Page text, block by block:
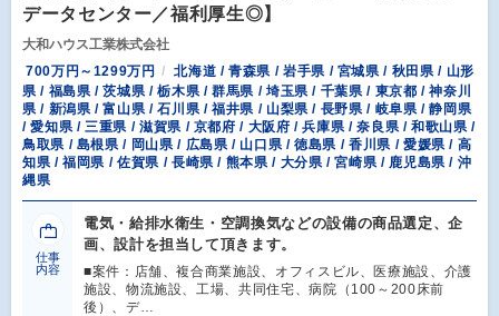
データセンター／福利厚生◎】
大和ハウス工業株式会社
700万円～1299万円
北海道 / 青森県 / 岩手県 / 宮城県 / 秋田県 / 山形
県 / 福島県 / 茨城県 / 栃木県 / 群馬県 / 埼玉県 / 千葉県 / 東京都 / 神奈川
県 / 新潟県 / 富山県 / 石川県 / 福井県 / 山梨県 / 長野県 / 岐阜県 / 静岡県
/ 愛知県 / 三重県 / 滋賀県 / 京都府 / 大阪府 / 兵庫県 / 奈良県 / 和歌山県 /
鳥取県 / 島根県 / 岡山県 / 広島県 / 山口県 / 徳島県 / 香川県 / 愛媛県 / 高
知県 / 福岡県 / 佐賀県 / 長崎県 / 熊本県 / 大分県 / 宮崎県 / 鹿児島県 / 沖
縄県
仕事
内容
電気・給排水衛生・空調換気などの設備の商品選定、企
画、設計を担当して頂きます。
■案件：店舗、複合商業施設、オフィスビル、医療施設、介護
施設、物流施設、工場、共同住宅、病院（100～200床前
後）、デ…